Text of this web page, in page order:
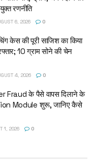
रणनीति
6, 2026 0
केस की पूरी साजिश का किया
10 ग्राम सोने की चेन
4, 2026 0
Fraud के पैसे वापस दिलाने के
Module शुरू, जानिए कैसे
1, 2026 0